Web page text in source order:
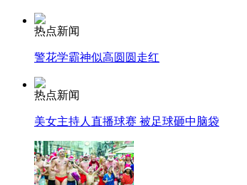
热点新闻
警花学霸神似高圆圆走红
热点新闻
美女主持人直播球赛 被足球砸中脑袋